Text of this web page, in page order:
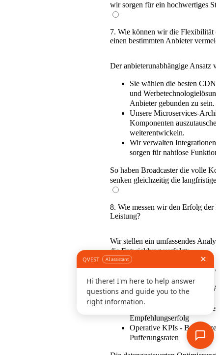
wir sorgen für ein hochwertiges
7. Wie können wir die Flexibilität
einen bestimmten Anbieter
Deranbieterunabhängige Ansatz
Sie wählen die besten CDN-
und
Anbieter gebunden zu sein.
Unsere Microservices-
Komponenten
weiterentwickeln.
Wir verwalten Integrationen
sorgen für nahtlose
So haben Broadcaster die volle
senken gleichzeitig die
8. Wie messen wir den Erfolg der
Leistung?
Wir stellen ein umfassendes
die Entwicklung verfolgt:
Nutzerbindung- Sehdauer,
Abwanderungsrisiko
Monetarisierungsleistung
-
Werbeeinnahmen
-
Empfehlungserfolg
Operative KPIs -
Pufferungsraten